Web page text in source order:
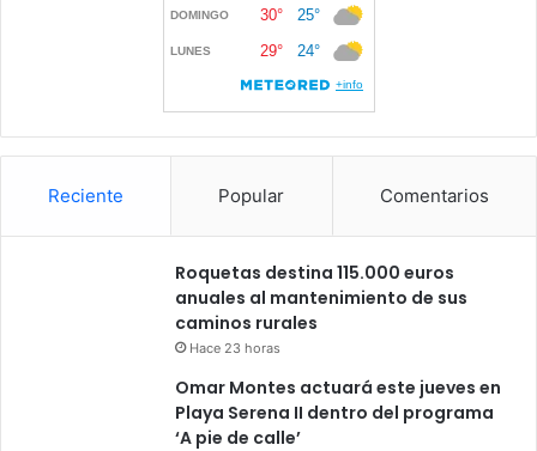
Reciente Popular Comentarios
Roquetas destina 115.000 euros
anuales al mantenimiento de sus
caminos rurales
Hace 23 horas
Omar Montes actuará este jueves en
Playa Serena II dentro del programa
‘A pie de calle’